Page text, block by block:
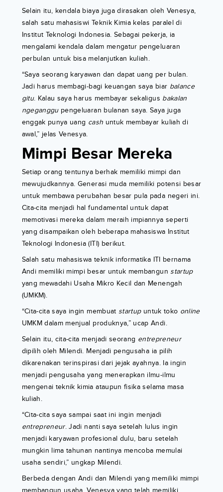
Selain itu, kendala biaya juga dirasakan oleh Venesya,
salah satu mahasiswi Teknik Kimia kelas paralel di
Institut Teknologi Indonesia. Sebagai pekerja, ia
mengalami kendala dalam mengatur pengeluaran
perbulan untuk bisa melanjutkan kuliah.
“Saya seorang karyawan dan dapat uang per bulan.
Jadi harus membagi-bagi keuangan saya biar balance
gitu. Kalau saya harus membayar sekaligus bakalan
ngeganggupengeluaran bulanan saya. Saya juga
enggak punya uang cash untuk membayar kuliah di
awal,” jelas Venesya.
Mimpi Besar Mereka
Setiap orang tentunya berhak memiliki mimpi dan
mewujudkannya. Generasi muda memiliki potensi besar
untuk membawa perubahan besar pula pada negeri ini.
Cita-cita menjadi hal fundamental untuk dapat
memotivasi mereka dalam meraih impiannya seperti
yang disampaikan oleh beberapa mahasiswa Institut
Teknologi Indonesia (ITI) berikut.
Salah satu mahasiswa teknik informatika ITI bernama
Andi memiliki mimpi besar untuk membangun startup
yang mewadahi Usaha Mikro Kecil dan Menengah
(UMKM).
“Cita-cita saya ingin membuat startupuntuk toko online
UMKM dalam menjual produknya,” ucap Andi.
Selain itu, cita-cita menjadi seorang entrepreneur
dipilih oleh Milendi. Menjadi pengusaha ia pilih
dikarenakan terinspirasi dari jejak ayahnya. Ia ingin
menjadi pengusaha yang menerapkan ilmu-ilmu
mengenai teknik kimia ataupun fisika selama masa
kuliah.
“Cita-cita saya sampai saat ini ingin menjadi
entrepreneur. Jadi nanti saya setelah lulus ingin
menjadi karyawan profesional dulu, baru setelah
mungkin lima tahunan nantinya mencoba memulai
usaha sendiri,” ungkap Milendi.
Berbeda dengan Andi dan Milendi yang memiliki mimpi